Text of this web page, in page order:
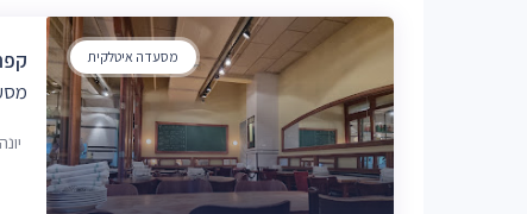
מסעדה איטלקית
יונה